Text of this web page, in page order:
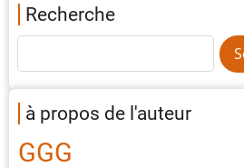
Recherche
à propos de l'auteur
GGG